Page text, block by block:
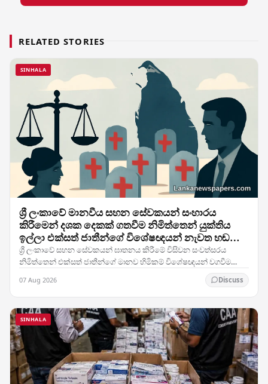
RELATED STORIES
SINHALA
ශ්‍රී ලංකාවේ මානවීය සහන සේවකයන් සංහාරය
කිරීමෙන් දශක දෙකක් ගතවීම නිමිත්තෙන් යුක්තිය
ඉල්ලා එක්සත් ජාතීන්ගේ විශේෂඥයන් නැවත හඬ
නගයි
ශ්‍රී ලංකාවේ සහන සේවකයන් ඝාතනය කිරීමේ විසිවන සංවත්සරය
නිමිත්තෙන් එක්සත් ජාතීන්ගේ මානව හිමිකම් විශේෂඥයන් වගවීම
07 Aug 2026 Discuss
SINHALA